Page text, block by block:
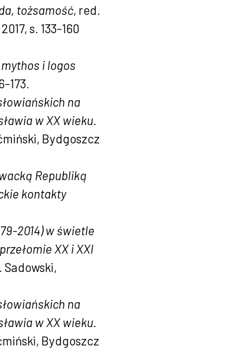
tożsamość, red.
s. 133-160
i logos
173.
na
w XX wieku.
Bydgoszcz
Republiką
kontakty
2014) w świetle
XX i XXI
Sadowski,
na
w XX wieku.
Bydgoszcz